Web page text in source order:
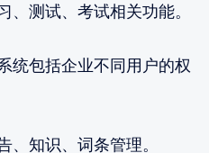
、测试、考试相关功能。
统包括企业不同用户的权
、知识、词条管理。